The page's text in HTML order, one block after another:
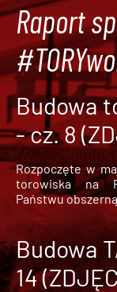
Raport
Budowa
- cz. 8
Rozpoczęte w
torowiska na
Państwu
Budowa
14